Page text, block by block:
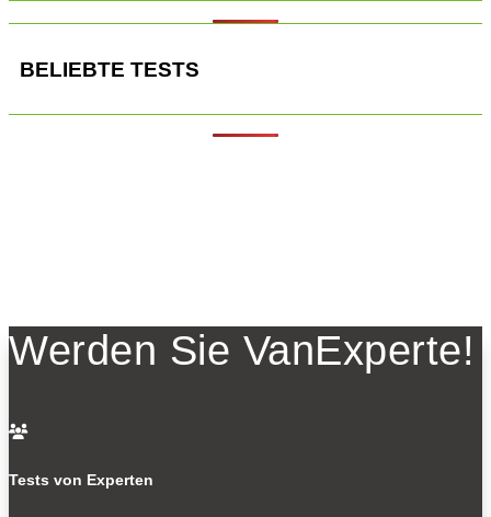
BELIEBTE TESTS
Werden Sie VanExperte!

Tests von Experten